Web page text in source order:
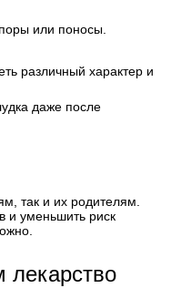
или поносы.
различный характер и
даже после
так и их родителям.
и уменьшить риск
лекарство